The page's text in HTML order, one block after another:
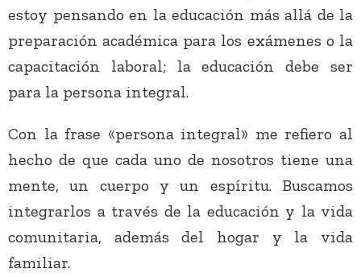
estoy pensando en la educación más allá de la
preparación académica para los exámenes o la
capacitación laboral; la educación debe ser
para la persona integral.
Con la frase «persona integral» me refiero al
hecho de que cada uno de nosotros tiene una
mente, un cuerpo y un espíritu. Buscamos
integrarlos a través de la educación y la vida
comunitaria, además del hogar y la vida
familiar.